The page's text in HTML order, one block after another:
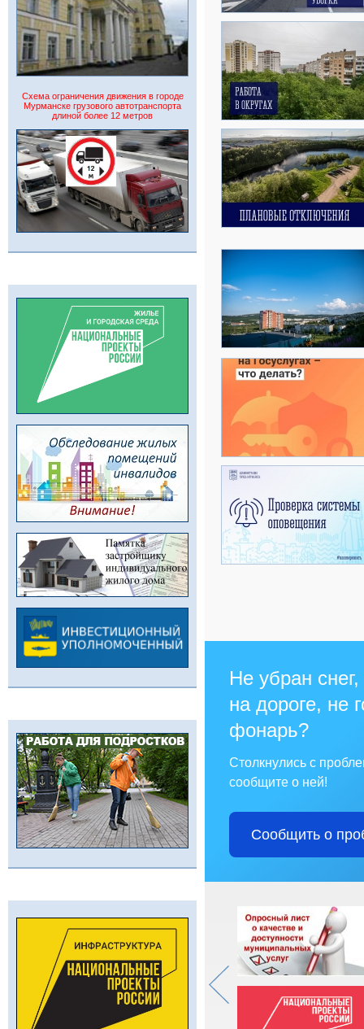
Схема ограничения движения в городе
Мурманске грузового автотранспорта
длиной более 12 метров
Не убран
на дороге, не
фонарь?
Столкнулись с
сообщите о ней!
Сообщить о